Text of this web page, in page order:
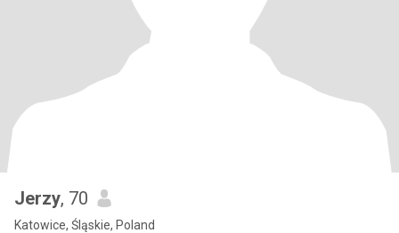
Jerzy, 70
Katowice, Śląskie, Poland